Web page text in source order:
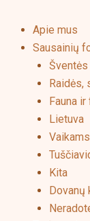
Apie mus
Sausainių
Šventės
Raidės,
Fauna ir
Lietuva
Vaikams
Kita
Dovanų
Menu